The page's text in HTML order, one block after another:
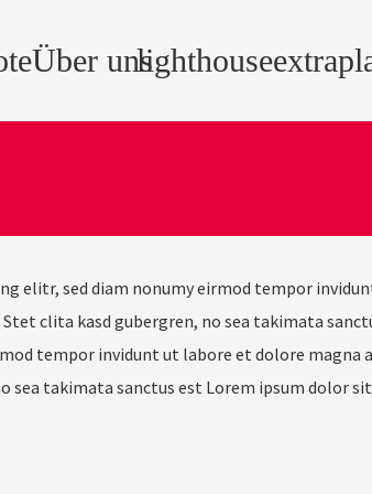
Über unslighthouse
elitr, sed diam nonumy eirmod tempor
clita kasd gubergren, no sea takimata
tempor invidunt ut labore et dolore magna
sea takimata sanctus est Lorem ipsum dolor